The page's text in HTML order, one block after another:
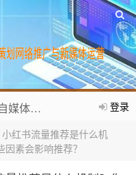
登录
欢迎您来到一个专注网络推广与自媒体运营的个人网站。
红书流量推荐是什么机
素会影响推荐？